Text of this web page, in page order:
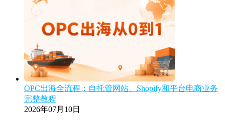
OPC出海全流程：自托管网站、Shopify和平台电商业务
完整教程
2026年07月10日